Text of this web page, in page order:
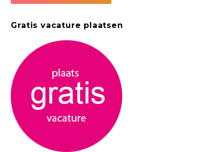
Gratis vacature plaatsen